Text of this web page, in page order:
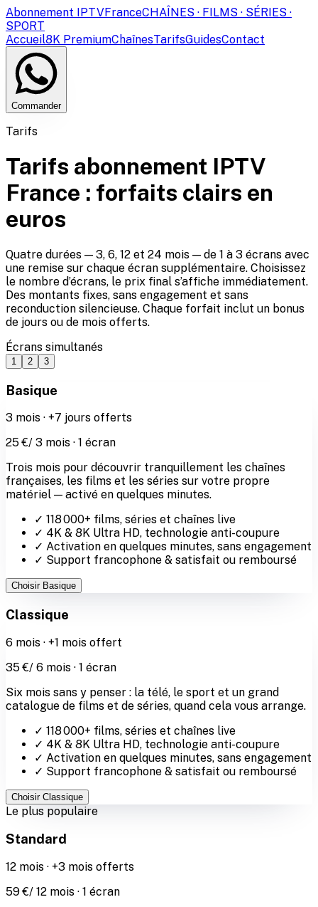
Abonnement IPTVFranceCHAÎNES · FILMS · SÉRIES ·
SPORT
Accueil8K PremiumChaînesTarifsGuidesContact
Commander
Tarifs
Tarifs abonnement IPTV
France : forfaits clairs en
euros
Quatre durées — 3, 6, 12 et 24 mois — de 1 à 3 écrans avec
une remise sur chaque écran supplémentaire. Choisissez
le nombre d’écrans, le prix final s’affiche immédiatement.
Des montants fixes, sans engagement et sans
reconduction silencieuse. Chaque forfait inclut un bonus
de jours ou de mois offerts.
Écrans simultanés
1 2 3
Basique
3 mois · +7 jours offerts
25 €/ 3 mois · 1 écran
Trois mois pour découvrir tranquillement les chaînes
françaises, les films et les séries sur votre propre
matériel — activé en quelques minutes.
✓ 118 000+ films, séries et chaînes live
✓ 4K & 8K Ultra HD, technologie anti-coupure
✓ Activation en quelques minutes, sans engagement
✓ Support francophone & satisfait ou remboursé
Choisir Basique
Classique
6 mois · +1 mois offert
35 €/ 6 mois · 1 écran
Six mois sans y penser : la télé, le sport et un grand
catalogue de films et de séries, quand cela vous arrange.
✓ 118 000+ films, séries et chaînes live
✓ 4K & 8K Ultra HD, technologie anti-coupure
✓ Activation en quelques minutes, sans engagement
✓ Support francophone & satisfait ou remboursé
Choisir Classique
Le plus populaire
Standard
12 mois · +3 mois offerts
59 €/ 12 mois · 1 écran